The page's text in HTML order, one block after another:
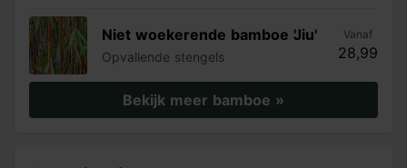
Niet woekerende bamboe 'Jiu'
Opvallende stengels
Vanaf
28,99
Bekijk meer bamboe »